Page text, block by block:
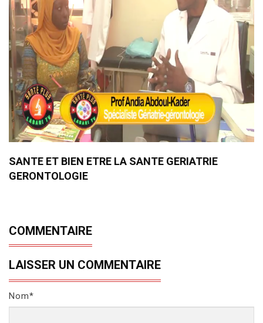
SANTE ET BIEN ETRE LA SANTE GERIATRIE
GERONTOLOGIE
COMMENTAIRE
LAISSER UN COMMENTAIRE
Nom*